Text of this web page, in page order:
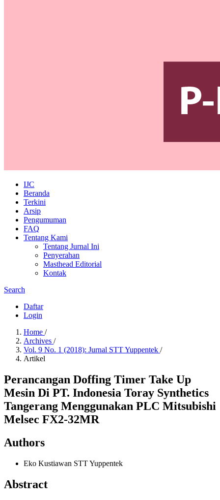
IJC
Beranda
Terkini
Arsip
Pengumuman
FAQ
Tentang Kami
Tentang Jurnal Ini
Penyerahan
Masthead Editorial
Kontak
Search
Daftar
Login
Home /
Archives /
Vol. 9 No. 1 (2018): Jurnal STT Yuppentek /
Artikel
Perancangan Doffing Timer Take Up
Mesin Di PT. Indonesia Toray Synthetics
Tangerang Menggunakan PLC Mitsubishi
Melsec FX2-32MR
Authors
Eko Kustiawan STT Yuppentek
Abstract